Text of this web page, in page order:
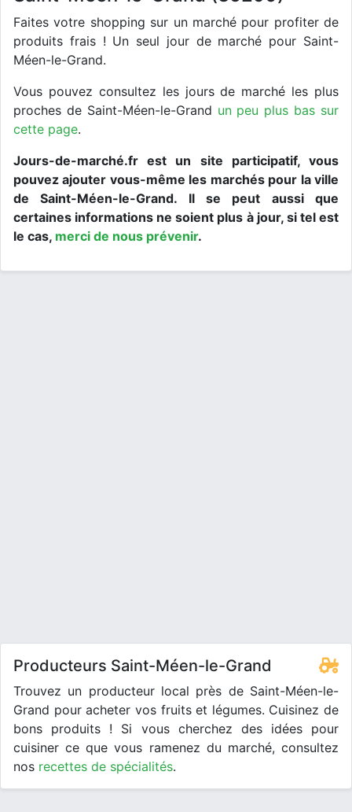
Faites votre shopping sur un marché pour profiter de
produits frais ! Un seul jour de marché pour Saint-
Méen-le-Grand.
Vous pouvez consultez les jours de marché les plus
proches de Saint-Méen-le-Grand un peu plus bas sur
cette page.
Jours-de-marché.fr est un site participatif, vous
pouvez ajouter vous-même les marchés pour la ville
de Saint-Méen-le-Grand. Il se peut aussi que
certaines informations ne soient plus à jour, si tel est
le cas, merci de nous prévenir.
Producteurs Saint-Méen-le-Grand
Trouvez un producteur local près de Saint-Méen-le-
Grand pour acheter vos fruits et légumes. Cuisinez de
bons produits ! Si vous cherchez des idées pour
cuisiner ce que vous ramenez du marché, consultez
nos recettes de spécialités.